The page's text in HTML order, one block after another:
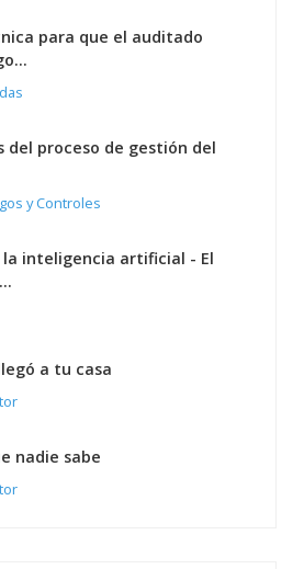
para que el auditado
del proceso de gestión del
y Controles
la inteligencia artificial - El
a tu casa
nadie sabe